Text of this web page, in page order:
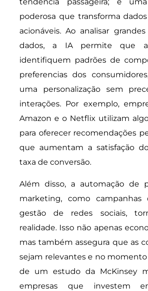
tendência passageira; é
poderosa que transforma
acionáveis. Ao analisar
dados, a IA permite que
identifiquem padrões de
preferencias dos
uma personalização sem
interações. Por exemplo,
Amazon e o Netflix utilizam
para oferecer recomendações
que aumentam a satisfação
taxa de conversão.
Além disso, a automação de
marketing, como
gestão de redes sociais,
realidade. Isso não apenas
mas também assegura que as
sejam relevantes e no
de um estudo da McKinsey
empresas que investem